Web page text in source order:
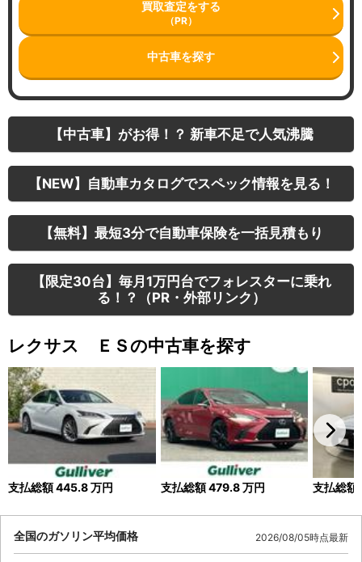
買取査定をする
（PR）
中古車を探す
【中古車】がお得！？ 新車不足で人気沸騰
【NEW】自動車カタログでスペック情報を見る！
【無料】最短3分で自動車保険を一括見積もり
【限定30台】毎月1万円台でフォレスターに乗れ
る！？（PR・外部リンク）
レクサス ＥＳの中古車を探す
支払総額445.8万円 支払総額479.8万円 支払総額
全国のガソリン平均価格 2026/08/05時点最新